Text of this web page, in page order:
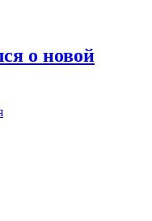
о новой